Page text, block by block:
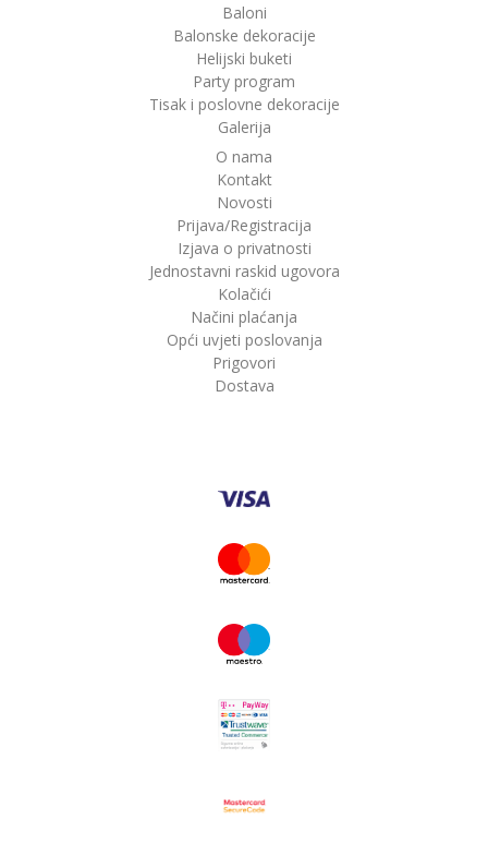
Baloni
Balonske dekoracije
Helijski buketi
Party program
Tisak i poslovne dekoracije
Galerija
O nama
Kontakt
Novosti
Prijava/Registracija
Izjava o privatnosti
Jednostavni raskid ugovora
Kolačići
Načini plaćanja
Opći uvjeti poslovanja
Prigovori
Dostava